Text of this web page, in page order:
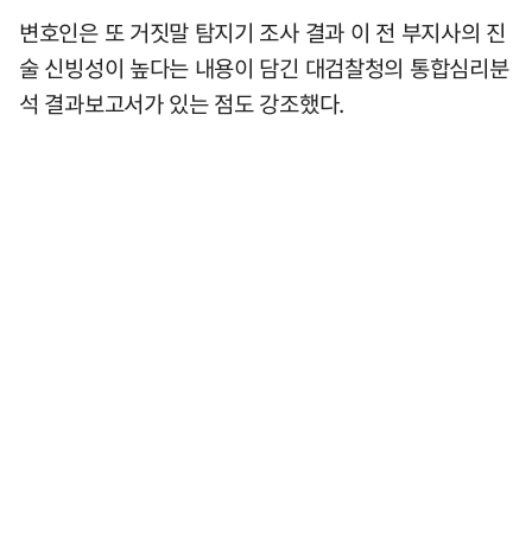
변호인은 또 거짓말 탐지기 조사 결과 이 전 부지사의 진
술 신빙성이 높다는 내용이 담긴 대검찰청의 통합심리분
석 결과보고서가 있는 점도 강조했다.